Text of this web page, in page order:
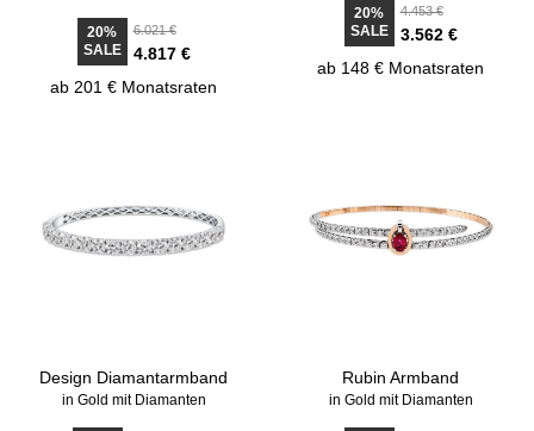
20%
SALE
6.021 €
4.817 €
ab 201 € Monatsraten
20%
SALE
4.453 €
3.562 €
ab 148 € Monatsraten
Design Diamantarmband
in Gold mit Diamanten
Rubin Armband
in Gold mit Diamanten